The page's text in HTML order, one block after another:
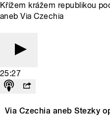
Křížem krážem republikou
aneb Via Czechia
25:27
Via Czechia aneb Stezky